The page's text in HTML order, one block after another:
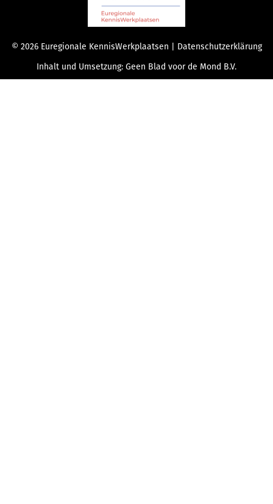
© 2026 Euregionale KennisWerkplaatsen | Datenschutzerklärung
Inhalt und Umsetzung: Geen Blad voor de Mond B.V.